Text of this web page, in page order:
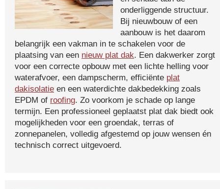
onderliggende structuur.
Bij nieuwbouw of een
aanbouw is het daarom
belangrijk een vakman in te schakelen voor de
plaatsing van een nieuw plat dak. Een dakwerker zorgt
voor een correcte opbouw met een lichte helling voor
waterafvoer, een dampscherm, efficiënte plat
dakisolatie en een waterdichte dakbedekking zoals
EPDM of roofing. Zo voorkom je schade op lange
termijn. Een professioneel geplaatst plat dak biedt ook
mogelijkheden voor een groendak, terras of
zonnepanelen, volledig afgestemd op jouw wensen én
technisch correct uitgevoerd.